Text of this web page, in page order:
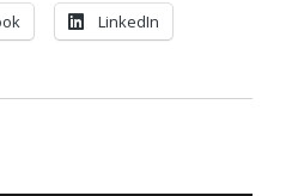
LinkedIn